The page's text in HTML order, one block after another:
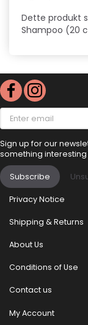
Dette produkt
Shampoo (20
Enter
email
Sign up for our
something interesting
Subscribe
Privacy Notice
Shipping & Returns
About Us
Conditions of Use
Contact us
My Account